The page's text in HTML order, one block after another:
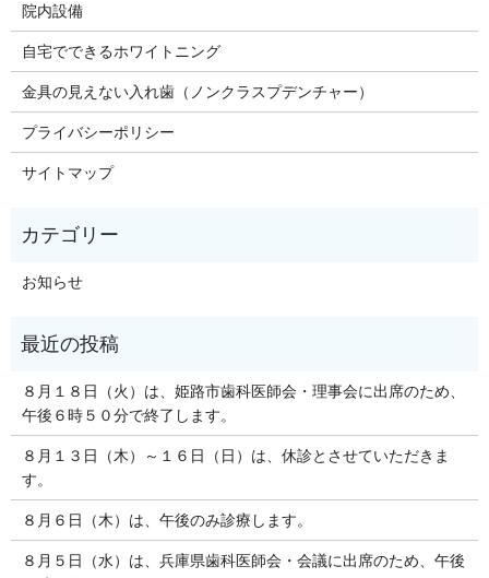
院内設備
自宅でできるホワイトニング
金具の見えない入れ歯（ノンクラスプデンチャー）
プライバシーポリシー
サイトマップ
お知らせ
８月１８日（火）は、姫路市歯科医師会・理事会に出席のため、
午後６時５０分で終了します。
８月１３日（木）～１６日（日）は、休診とさせていただきま
す。
８月６日（木）は、午後のみ診療します。
８月５日（水）は、兵庫県歯科医師会・会議に出席のため、午後